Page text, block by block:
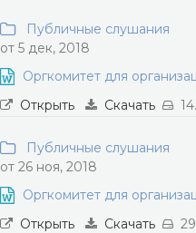
Публичные слушания
от 5 дек, 2018
Оргкомитет для
Открыть
Скачать
Публичные слушания
от 26 ноя, 2018
Оргкомитет для
Открыть
Скачать